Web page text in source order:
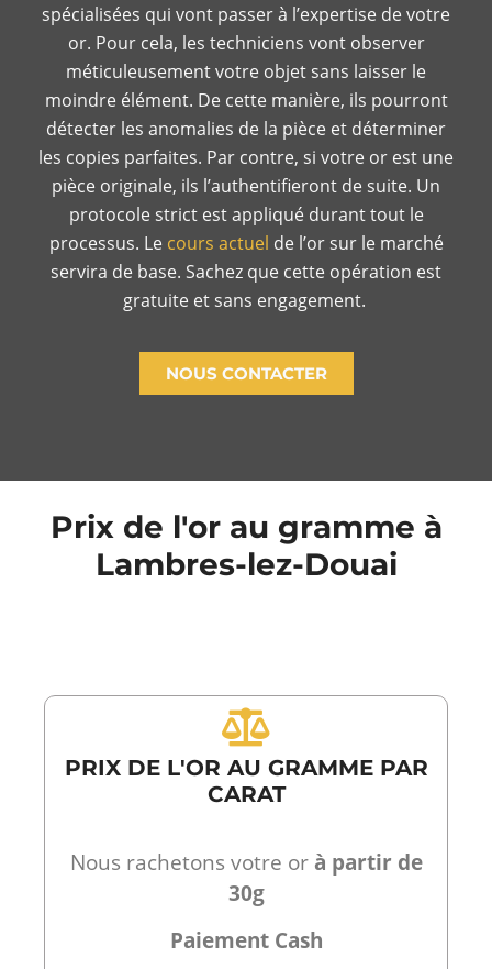
spécialisées qui vont passer à l’expertise de votre
or. Pour cela, les techniciens vont observer
méticuleusement votre objet sans laisser le
moindre élément. De cette manière, ils pourront
détecter les anomalies de la pièce et déterminer
les copies parfaites. Par contre, si votre or est une
pièce originale, ils l’authentifieront de suite. Un
protocole strict est appliqué durant tout le
processus. Le cours actuel de l’or sur le marché
servira de base. Sachez que cette opération est
gratuite et sans engagement.
NOUS CONTACTER
Prix de l'or au gramme à
Lambres-lez-Douai
PRIX DE L'OR AU GRAMME PAR
CARAT
Nous rachetons votre orà partir de
30g
Paiement Cash